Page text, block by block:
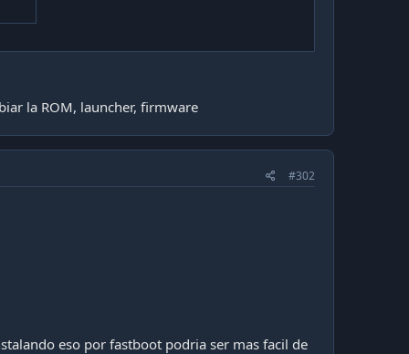
la ROM, launcher, firmware
#302
eso por fastboot podria ser mas facil de